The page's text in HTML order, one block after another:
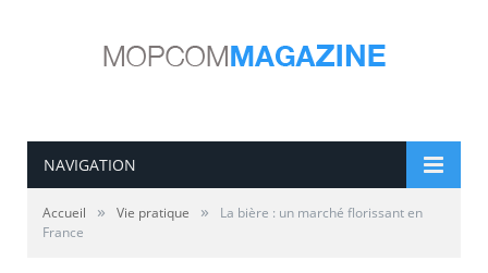
NAVIGATION
Accueil » Vie pratique »
La bière : un marché florissant en
France